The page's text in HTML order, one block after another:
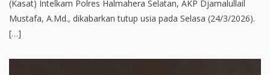
(Kasat) Intelkam Polres Halmahera Selatan, AKP Djamalullail
Mustafa, A.Md., dikabarkan tutup usia pada Selasa (24/3/2026).
[…]